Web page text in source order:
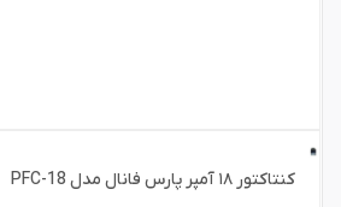
کنتاکتور ۱۸ آمپر پارس فانال مدل PFC-18